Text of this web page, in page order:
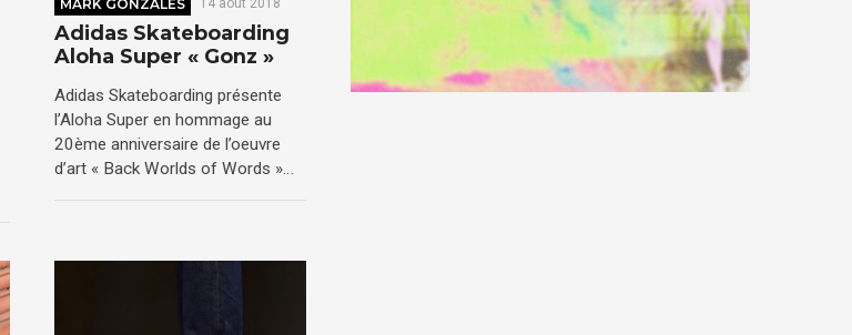
MARK GONZALES 14 août 2018
Adidas Skateboarding
Aloha Super « Gonz »
Adidas Skateboarding présente
l’Aloha Super en hommage au
20ème anniversaire de l’oeuvre
d’art « Back Worlds of Words »…